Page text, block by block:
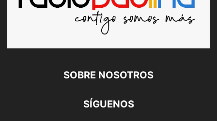
SOBRE NOSOTROS
SÍGUENOS